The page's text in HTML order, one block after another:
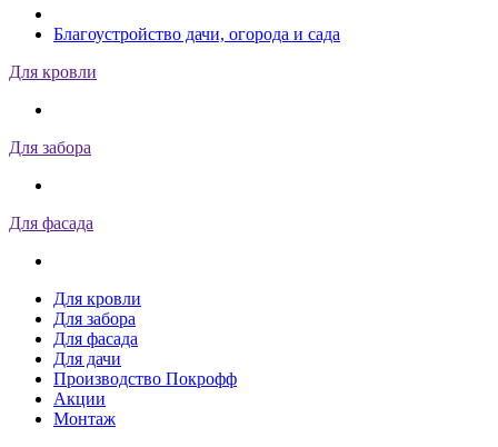
Благоустройство дачи, огорода и сада
Для кровли
Для забора
Для фасада
Для кровли
Для забора
Для фасада
Для дачи
Производство Покрофф
Акции
Монтаж